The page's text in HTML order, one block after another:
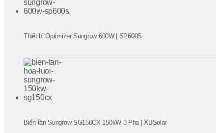
Thiết bị Optimizer Sungrow 600W | SP600S
Biến tần Sungrow SG150CX 150kW 3 Pha | XBSolar